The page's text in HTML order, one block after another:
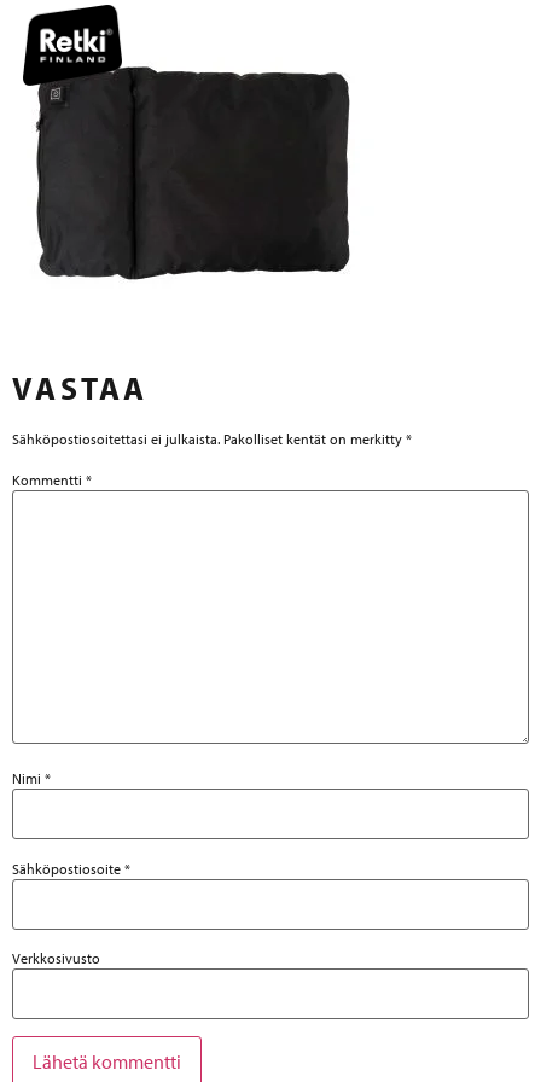
VASTAA
Sähköpostiosoitettasi ei julkaista. Pakolliset kentät on merkitty *
Kommentti *
Nimi *
Sähköpostiosoite *
Verkkosivusto